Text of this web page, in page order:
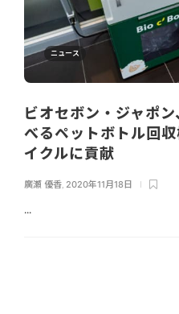
ニュース
ビオセボン・ジャポ
べるペットボトル回
イクルに貢献
廣瀬 優香 2020年11月18日
...